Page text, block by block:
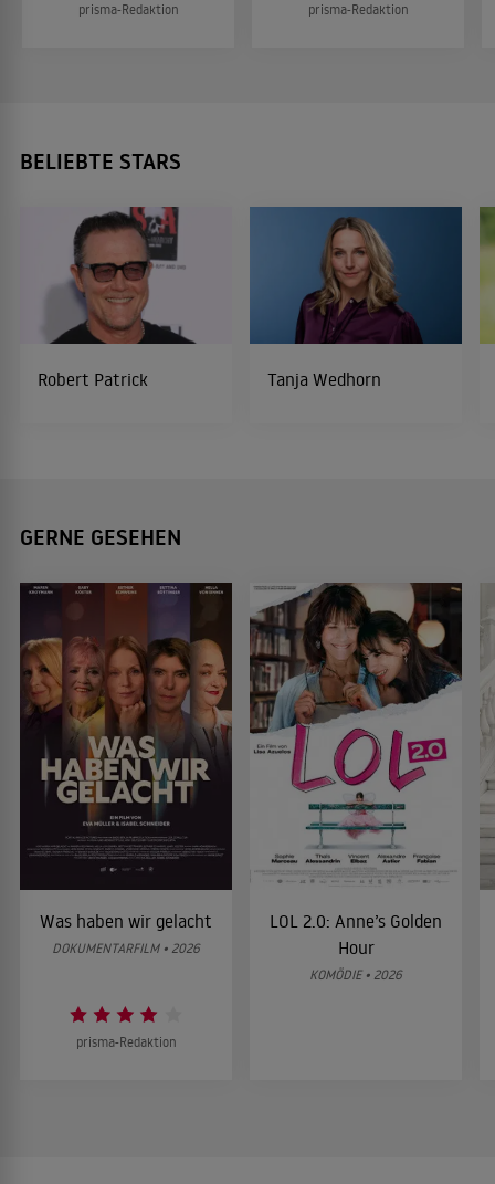
prisma-Redaktion prisma-Redaktion
BELIEBTE STARS
Robert Patrick Tanja Wedhorn
GERNE GESEHEN
Was haben wir gelacht
DOKUMENTARFILM • 2026
prisma-Redaktion
LOL 2.0: Anne’s Golden
Hour
KOMÖDIE • 2026